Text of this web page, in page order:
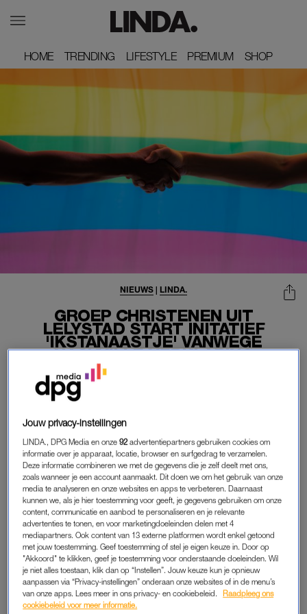
HOME
HOME TRENDING
TRENDING LIFESTYLE
LIFESTYLE PREMIUM
PREMIUM SHOP
SHOP
GROEP CHRISTENEN UIT
LELYSTAD START INITATIEF
'IKSTANAASTJE' VANWEGE
NASHVILLE-VERKLARING
NIEUWS | LINDA.
07-01-2019
Het is het nieuws van de dag:
Die maakt veel los in Nederland. Zo ook bij een groep
christenen uit Lelystad, die om deze reden een initiatief
zijn gestart.
Daarmee wordt nog duidelijker dat lang niet álle christenen
achter de Nashville-verklaring staan.
NASHVILLE-VERKLARING
In de Nashville-verklaring staat beschreven hoe christenen
moeten omgaan met het geloof, het huwelijk en seksualiteit. In
het pamflet staat dat het huwelijk iets is tussen één man en
één vrouw. Maar daar staan niet alle christenen volledig achter.
Jouw privacy-instellingen
LINDA., DPG Media en onze92 advertentiepartners gebruiken cookies om
informatie over je apparaat, locatie, browser en surfgedrag te verzamelen.
Deze informatie combineren we met de gegevens die je zelf deelt met ons,
zoals wanneer je een account aanmaakt. Dit doen we om het gebruik van onze
media te analyseren en onze websites en apps te verbeteren. Daarnaast
kunnen we, als je hier toestemming voor geeft, je gegevens gebruiken om onze
content, communicatie en aanbod te personaliseren en je relevante
advertenties te tonen, en voor marketingdoeleinden delen met 4
mediapartners. Ook content van 13 externe platformen wordt enkel getoond
met jouw toestemming. Geef toestemming of stel je eigen keuze in. Door op
"Akkoord" te klikken, geef je toestemming voor onderstaande doeleinden. Wil
je niet alles toestaan, klik dan op “Instellen”. Jouw keuze kun je opnieuw
aanpassen via “Privacy-instellingen” onderaan onze websites of in de menu’s
van onze apps. Lees meer in ons privacy- en cookiebeleid.
Raadpleeg ons
cookiebeleid voor meer informatie.